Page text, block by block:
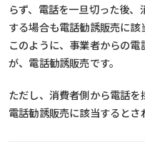
らず、電話を一旦切った後
する場合も電話勧誘販売に該
このように、事業者からの
が、電話勧誘販売です。
ただし、消費者側から電話
電話勧誘販売に該当するとさ